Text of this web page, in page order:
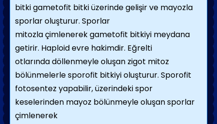
bitki gametofit bitki üzerinde gelişir ve mayozla
sporlar oluşturur. Sporlar
mitozla çimlenerek gametofit bitkiyi meydana
getirir. Haploid evre hakimdir. Eğrelti
otlarında döllenmeyle oluşan zigot mitoz
bölünmelerle sporofit bitkiyi oluşturur. Sporofit
fotosentez yapabilir, üzerindeki spor
keselerinden mayoz bölünmeyle oluşan sporlar
çimlenerek